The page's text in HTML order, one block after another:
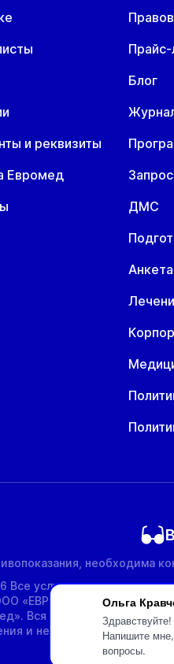
Ольга
Напишите
вопросы.
и реквизиты
Евромед
Прайс-
Блог
ДМС
необходима
Все услуги
«ЕВРОМЕДКЛИНИКА
Вся информация,
и не является